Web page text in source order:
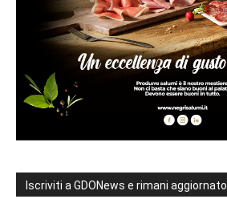
Iscriviti a GDONews e rimani aggiornato